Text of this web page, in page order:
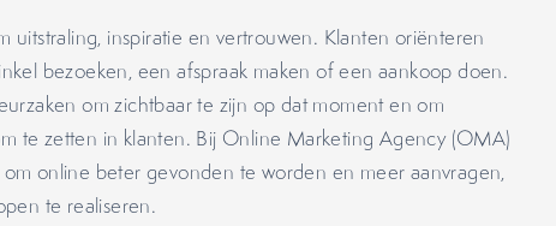
uitstraling, inspiratie en vertrouwen. Klanten oriënteren
bezoeken, een afspraak maken of een aankoop doen.
om zichtbaar te zijn op dat moment en om
te zetten in klanten. Bij Online Marketing Agency (OMA)
online beter gevonden te worden en meer aanvragen,
te realiseren.